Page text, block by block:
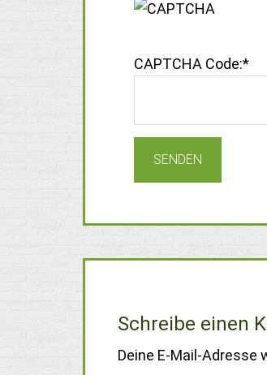
CAPTCHA Code:*
Schreibe einen
Deine E-Mail-